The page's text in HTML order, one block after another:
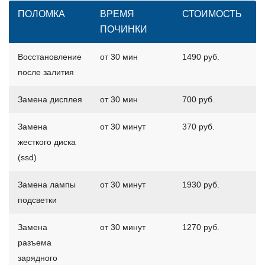
ПОЛОМКА
ВРЕМЯ
ПОЧИНКИ
СТОИМОСТЬ
Восстановление
после залития
от 30 мин 1490 руб.
Замена дисплея от 30 мин 700 руб.
Замена
жесткого диска
(ssd)
от 30 минут 370 руб.
Замена лампы
подсветки
от 30 минут 1930 руб.
Замена
разъема
зарядного
от 30 минут 1270 руб.